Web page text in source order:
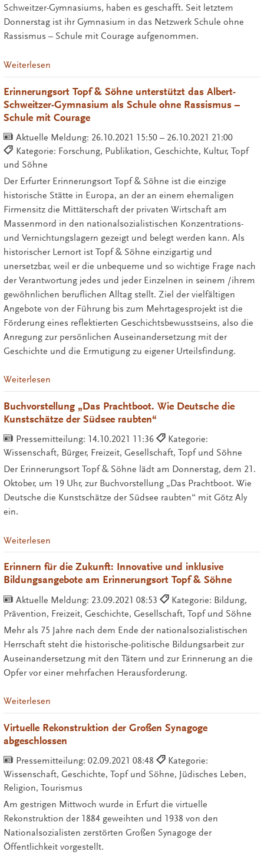
Schweitzer-Gymnasiums, haben es geschafft. Seit letztem
Donnerstag ist ihr Gymnasium in das Netzwerk Schule ohne
Rassismus – Schule mit Courage aufgenommen.
Weiterlesen
Erinnerungsort Topf & Söhne unterstützt das Albert-
Schweitzer-Gymnasium als Schule ohne Rassismus –
Schule mit Courage
Aktuelle Meldung: 26.10.2021 15:50 – 26.10.2021 21:00
Kategorie: Forschung, Publikation, Geschichte, Kultur, Topf
und Söhne
Der Erfurter Erinnerungsort Topf & Söhne ist die einzige
historische Stätte in Europa, an der an einem ehemaligen
Firmensitz die Mittäterschaft der privaten Wirtschaft am
Massenmord in den nationalsozialistischen Konzentrations-
und Vernichtungslagern gezeigt und belegt werden kann. Als
historischer Lernort ist Topf & Söhne einzigartig und
unersetzbar, weil er die unbequeme und so wichtige Frage nach
der Verantwortung jedes und jeder Einzelnen in seinem /ihrem
gewöhnlichen beruflichen Alltag stellt. Ziel der vielfältigen
Angebote von der Führung bis zum Mehrtagesprojekt ist die
Förderung eines reflektierten Geschichtsbewusstseins, also die
Anregung zur persönlichen Auseinandersetzung mit der
Geschichte und die Ermutigung zu eigener Urteilsfindung.
Weiterlesen
Buchvorstellung „Das Prachtboot. Wie Deutsche die
Kunstschätze der Südsee raubten“
Pressemitteilung: 14.10.2021 11:36
Kategorie:
Wissenschaft, Bürger, Freizeit, Gesellschaft, Topf und Söhne
Der Erinnerungsort Topf & Söhne lädt am Donnerstag, dem 21.
Oktober, um 19 Uhr, zur Buchvorstellung „Das Prachtboot. Wie
Deutsche die Kunstschätze der Südsee raubten“ mit Götz Aly
ein.
Weiterlesen
Erinnern für die Zukunft: Innovative und inklusive
Bildungsangebote am Erinnerungsort Topf & Söhne
Aktuelle Meldung: 23.09.2021 08:53
Kategorie: Bildung,
Prävention, Freizeit, Geschichte, Gesellschaft, Topf und Söhne
Mehr als 75 Jahre nach dem Ende der nationalsozialistischen
Herrschaft steht die historische-politische Bildungsarbeit zur
Auseinandersetzung mit den Tätern und zur Erinnerung an die
Opfer vor einer mehrfachen Herausforderung.
Weiterlesen
Virtuelle Rekonstruktion der Großen Synagoge
abgeschlossen
Pressemitteilung: 02.09.2021 08:48
Kategorie:
Wissenschaft, Geschichte, Topf und Söhne, Jüdisches Leben,
Religion, Tourismus
Am gestrigen Mittwoch wurde in Erfurt die virtuelle
Rekonstruktion der 1884 geweihten und 1938 von den
Nationalsozialisten zerstörten Großen Synagoge der
Öffentlichkeit vorgestellt.